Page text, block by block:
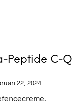
Peptide C-
22, 2024